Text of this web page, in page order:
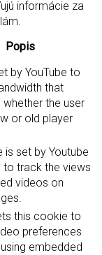
informácie za
Popis
by YouTube to
that
the user
or old player
is set by Youtube
to track the views
videos on
this cookie to
preferences
embedded